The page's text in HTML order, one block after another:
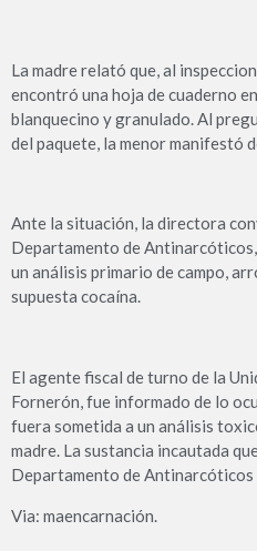
La madre relató que, al
encontró una hoja de cuaderno
blanquecino y granulado. Al
del paquete, la menor manifestó
Ante la situación, la directora
Departamento de
un análisis primario de campo,
supuesta cocaína.
El agente fiscal de turno de la
Fornerón, fue informado de lo
fuera sometida a un análisis
madre. La sustancia incautada
Departamento de
Via: maencarnación.